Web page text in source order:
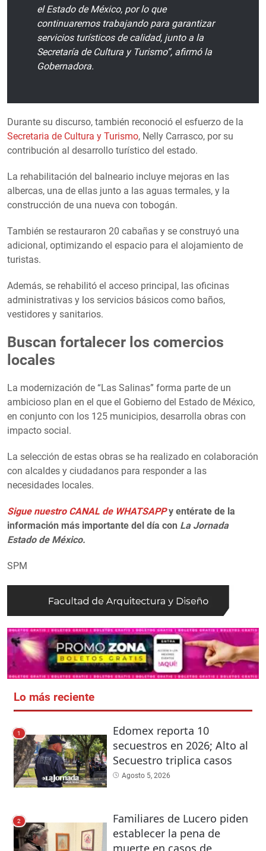
el Estado de México, por lo que
continuaremos trabajando para garantizar
servicios turísticos de calidad, junto a la
Secretaría de Cultura y Turismo”, afirmó la
Gobernadora.
Durante su discurso, también reconoció el esfuerzo de la
Secretaria de Cultura y Turismo, Nelly Carrasco, por su
contribución al desarrollo turístico del estado.
La rehabilitación del balneario incluye mejoras en las
albercas, una de ellas junto a las aguas termales, y la
construcción de una nueva con tobogán.
También se restauraron 20 cabañas y se construyó una
adicional, optimizando el espacio para el alojamiento de
turistas.
Además, se rehabilitó el acceso principal, las oficinas
administrativas y los servicios básicos como baños,
vestidores y sanitarios.
Buscan fortalecer los comercios
locales
La modernización de “Las Salinas” forma parte de un
ambicioso plan en el que el Gobierno del Estado de México,
en conjunto con los 125 municipios, desarrolla obras con
impacto social.
La selección de estas obras se ha realizado en colaboración
con alcaldes y ciudadanos para responder a las
necesidades locales.
Sigue nuestro CANAL de WHATSAPPy entérate de la
información más importante del día con La Jornada
Estado de México.
SPM
Lo más reciente
1
Edomex reporta 10
secuestros en 2026; Alto al
Secuestro triplica casos
Agosto 5, 2026
2
Familiares de Lucero piden
establecer la pena de
muerte en casos de